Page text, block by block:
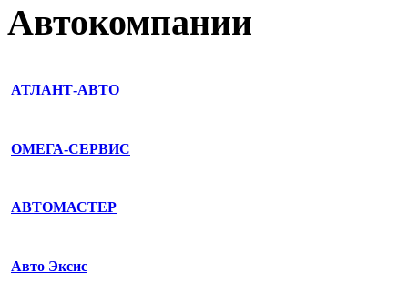
Автокомпании
АТЛАНТ-АВТО
ОМЕГА-СЕРВИС
АВТОМАСТЕР
Авто Эксис